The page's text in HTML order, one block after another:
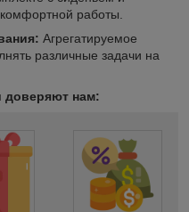
работы.
Агрегатируемое
различные задачи на
доверяют нам: